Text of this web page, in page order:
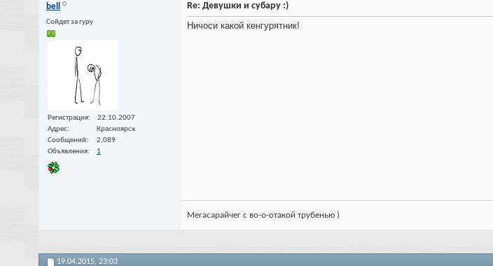
bell
Сойдет за гуру
Регистрация
22.10.2007
Адрес
Красноярск
Сообщений
2,089
Объявления
1
Re: Девушки и субару :)
Ничоси какой кенгурятник!
Мегасарайчег с во-о-отакой трубенью )
19.04.2015, 23:03